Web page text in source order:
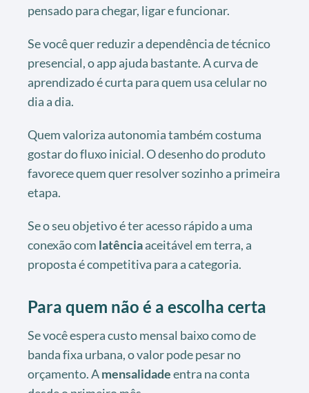
pensado para chegar, ligar e funcionar.
Se você quer reduzir a dependência de técnico
presencial, o app ajuda bastante. A curva de
aprendizado é curta para quem usa celular no
dia a dia.
Quem valoriza autonomia também costuma
gostar do fluxo inicial. O desenho do produto
favorece quem quer resolver sozinho a primeira
etapa.
Se o seu objetivo é ter acesso rápido a uma
conexão com latênciaaceitável em terra, a
proposta é competitiva para a categoria.
Para quem não é a escolha certa
Se você espera custo mensal baixo como de
banda fixa urbana, o valor pode pesar no
orçamento. Amensalidadeentra na conta